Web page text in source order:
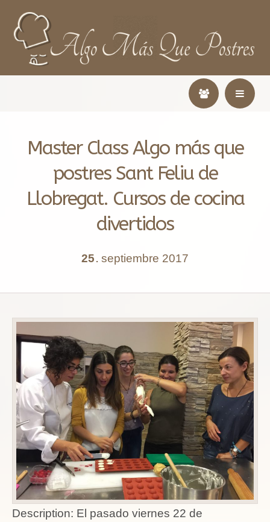
Master Class Algo más que
postres Sant Feliu de
Llobregat. Cursos de cocina
divertidos
25 . septiembre 2017
Description: El pasado viernes 22 de